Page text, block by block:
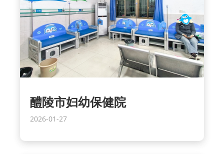
醴陵市妇幼保健院
2026-01-27